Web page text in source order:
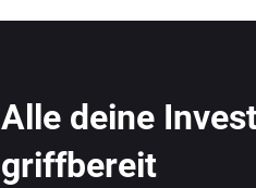
Alle deine
griffbereit